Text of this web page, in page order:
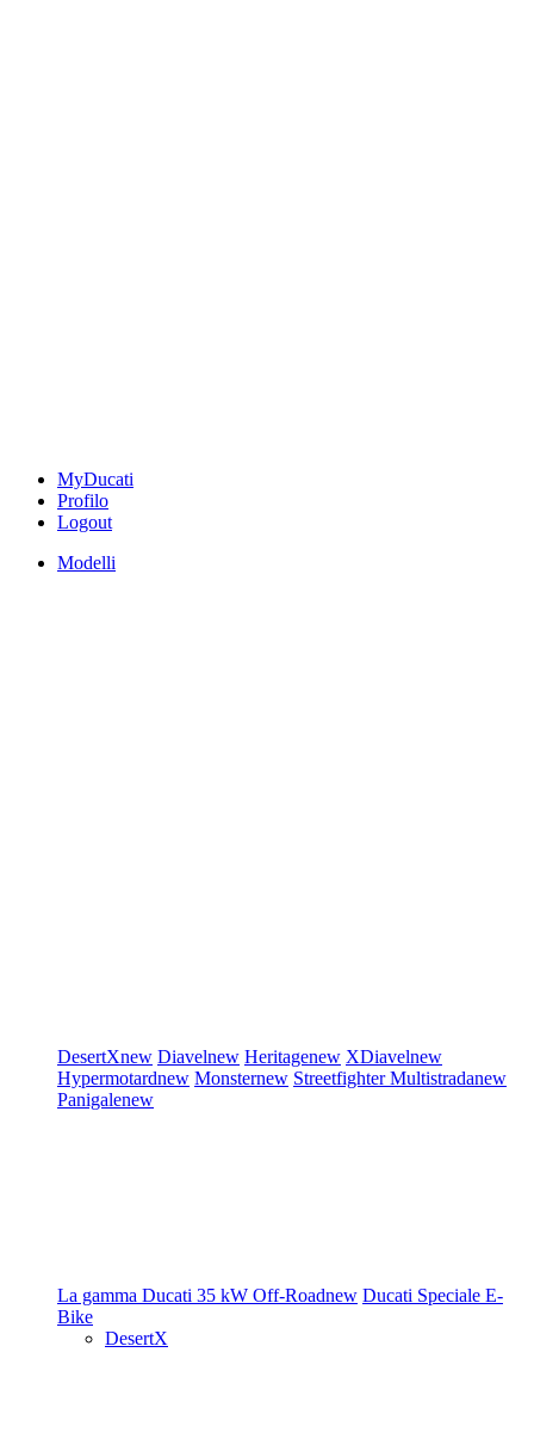
MyDucati
Profilo
Logout
Modelli
DesertXnew Diavelnew Heritagenew XDiavelnew
Hypermotardnew Monsternew StreetfighterMultistradanew
Panigalenew
La gamma Ducati 35 kW Off-Roadnew Ducati Speciale E-
Bike
DesertX